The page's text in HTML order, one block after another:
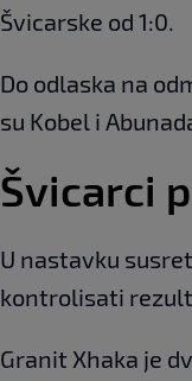
Švicarske od 1:0.
Do odlaska na
su Kobel i
Švicarci
U nastavku
kontrolisati
Granit Xhaka je